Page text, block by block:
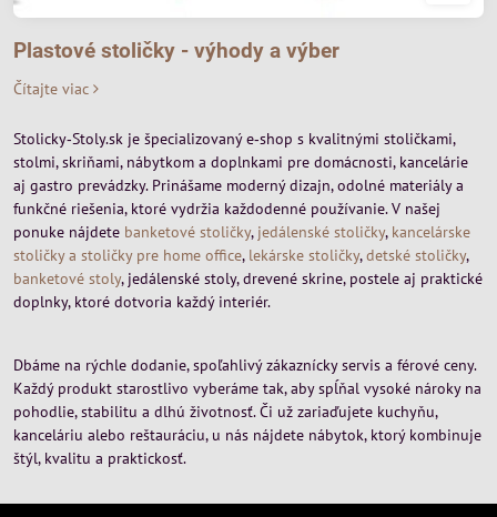
Plastové stoličky - výhody a výber
Čítajte viac
Stolicky‑Stoly.sk je špecializovaný e‑shop s kvalitnými stoličkami,
stolmi, skriňami, nábytkom a doplnkami pre domácnosti, kancelárie
aj gastro prevádzky. Prinášame moderný dizajn, odolné materiály a
funkčné riešenia, ktoré vydržia každodenné používanie. V našej
ponuke nájdete banketové stoličky, jedálenské stoličky, kancelárske
stoličky a stoličky pre home office, lekárske stoličky,detské stoličky,
banketové stoly, jedálenské stoly, drevené skrine, postele aj praktické
doplnky, ktoré dotvoria každý interiér.
Dbáme na rýchle dodanie, spoľahlivý zákaznícky servis a férové ceny.
Každý produkt starostlivo vyberáme tak, aby spĺňal vysoké nároky na
pohodlie, stabilitu a dlhú životnosť. Či už zariaďujete kuchyňu,
kanceláriu alebo reštauráciu, u nás nájdete nábytok, ktorý kombinuje
štýl, kvalitu a praktickosť.